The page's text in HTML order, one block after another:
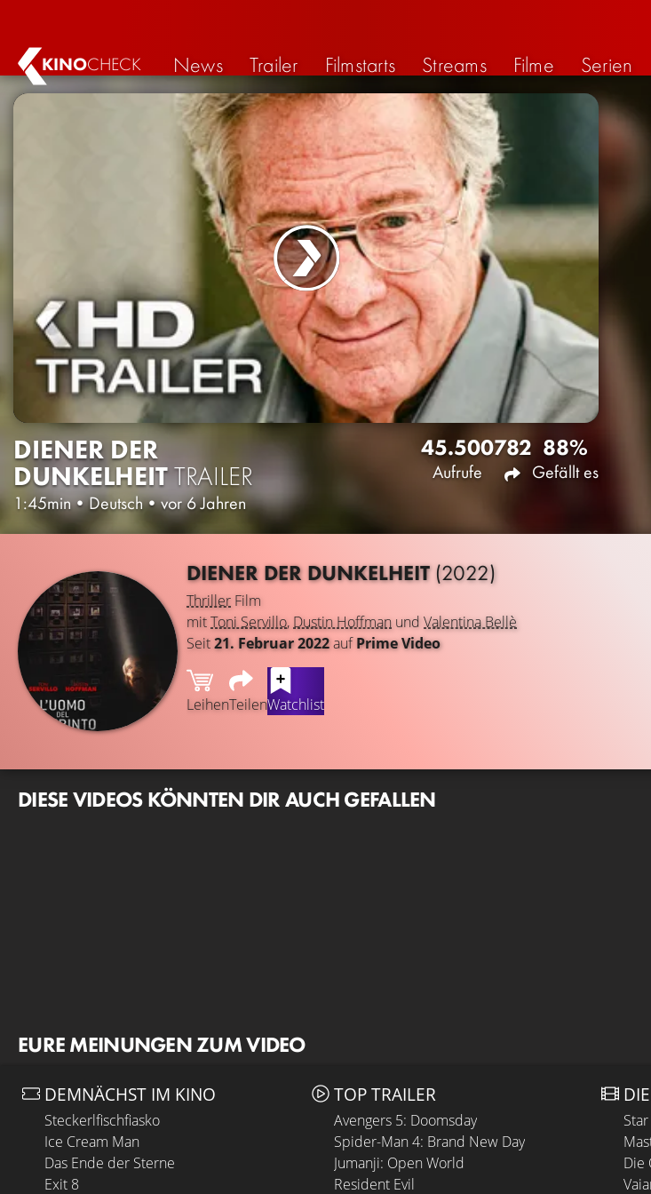
KINOCHECK News Trailer Filmstarts Streams Filme Serien
DIENER DER
DUNKELHEITTRAILER
1:45min•Deutsch•vor 6 Jahren
45.500
Aufrufe
782 88%
Gefällt es
DIENER DER DUNKELHEIT(2022)
Thriller Film
mitToni Servillo, Dustin Hoffman und Valentina Bellè
Seit21. Februar 2022aufPrime Video
LeihenTeilenWatchlist
DIESE VIDEOS KÖNNTEN DIR AUCH GEFALLEN
EURE MEINUNGEN ZUM VIDEO
DEMNÄCHST IM KINO
Steckerlfischfiasko
Ice Cream Man
Das Ende der Sterne
Exit 8
TOP TRAILER
Avengers 5: Doomsday
Spider-Man 4: Brand New Day
Jumanji: Open World
Resident Evil
Die